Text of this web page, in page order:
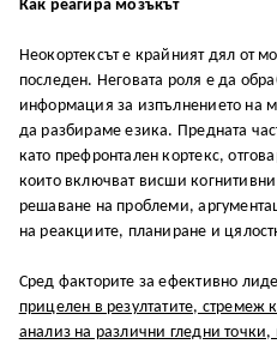
Как реагира мозъкът
Неокортексът е крайният дял от
последен. Неговата роля е да
информация за изпълнението на
да разбираме езика. Предната
като префронтален кортекс,
които включват висши когнитивни
решаване на проблеми,
на реакциите, планиране и
Сред факторите за ефективно
прицелен в резултатите,
анализ на различни гледни